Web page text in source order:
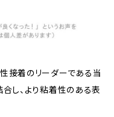
接着のリーダーである当
し、より粘着性のある表